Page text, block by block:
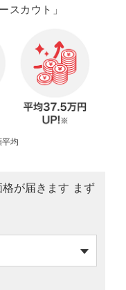
スカウト」
均